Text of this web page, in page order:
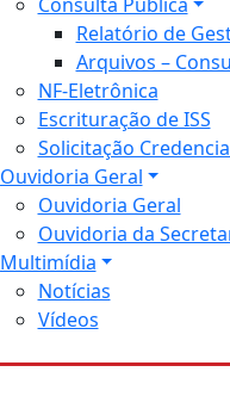
Relatório de
Arquivos –
NF-Eletrônica
Escrituração de ISS
Solicitação
Ouvidoria Geral
Ouvidoria Geral
Ouvidoria da
Multimídia
Notícias
Vídeos